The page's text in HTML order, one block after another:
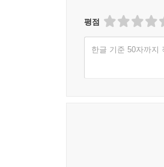
평점
한글 기준 50자까지